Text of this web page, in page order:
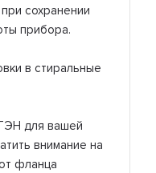
сохранении
прибора.
в стиральные
для вашей
внимание на
фланца